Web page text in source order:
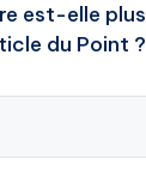
est-elle plus
du Point ?